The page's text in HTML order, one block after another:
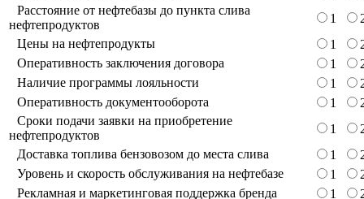
Расстояние от нефтебазы до пункта слива
нефтепродуктов
1
Цены на нефтепродукты
1
Оперативность заключения договора
1
Наличие программы лояльности
1
Оперативность документооборота
1
Сроки подачи заявки на приобретение
нефтепродуктов
1
Доставка топлива бензовозом до места слива
1
Уровень и скорость обслуживания на нефтебазе
1
Рекламная и маркетинговая поддержка бренда
1